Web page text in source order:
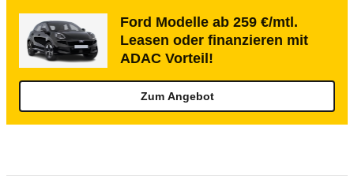
Ford Modelle ab 259 €/mtl.
Leasen oder finanzieren mit
ADAC Vorteil!
Zum Angebot